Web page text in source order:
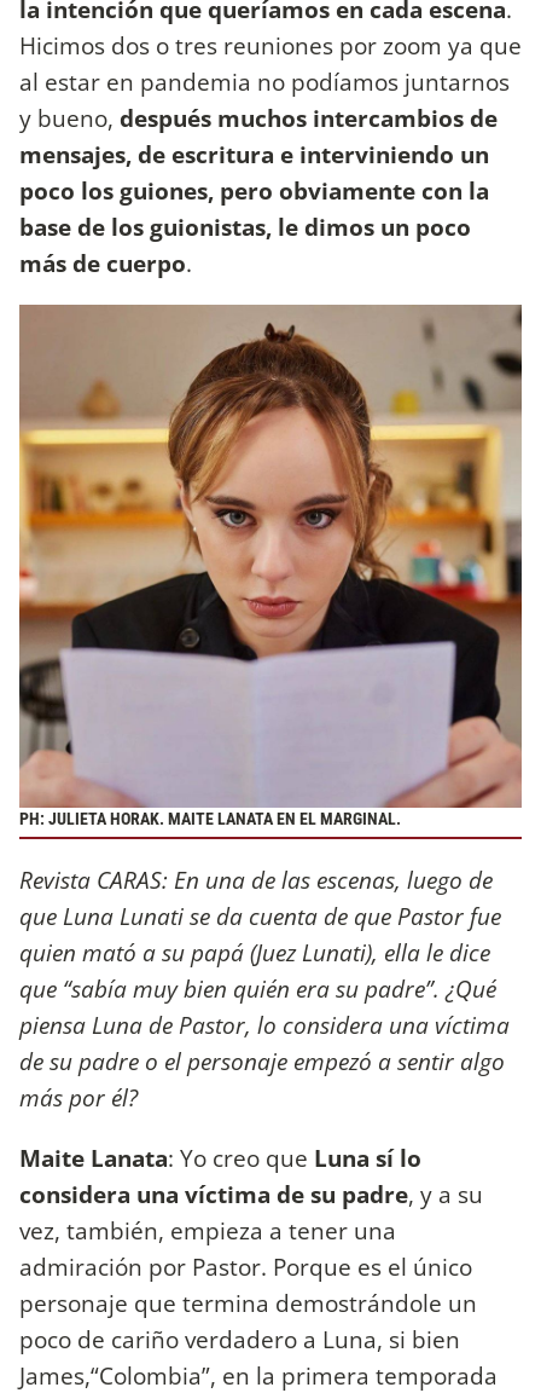
la intención que queríamos en cada escena.
Hicimos dos o tres reuniones por zoom ya que
al estar en pandemia no podíamos juntarnos
y bueno, después muchos intercambios de
mensajes, de escritura e interviniendo un
poco los guiones, pero obviamente con la
base de los guionistas, le dimos un poco
más de cuerpo.
PH: JULIETA HORAK. MAITE LANATA EN EL MARGINAL.
Revista CARAS: En una de las escenas, luego de
que Luna Lunati se da cuenta de que Pastor fue
quien mató a su papá (Juez Lunati), ella le dice
que “sabía muy bien quién era su padre”. ¿Qué
piensa Luna de Pastor, lo considera una víctima
de su padre o el personaje empezó a sentir algo
más por él?
Maite Lanata: Yo creo que Luna sí lo
considera una víctima de su padre, y a su
vez, también, empieza a tener una
admiración por Pastor. Porque es el único
personaje que termina demostrándole un
poco de cariño verdadero a Luna, si bien
James,“Colombia”, en la primera temporada